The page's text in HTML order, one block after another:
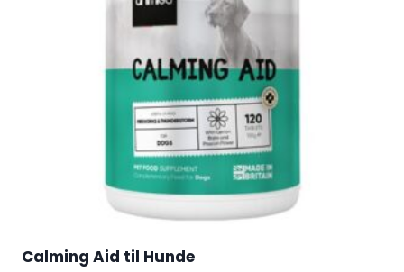
Calming Aid til Hunde